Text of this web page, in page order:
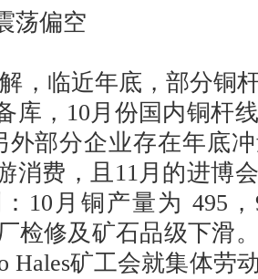
偏空
临近年底，部分铜
库，10月份国内铜杆
外部分企业存在年底
消费，且11月的进博
10月铜产量为 495
检修及矿石品级下滑
Hales矿工会就集体劳